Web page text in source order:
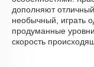
дополняют
необычный, играть
продуманные
скорость